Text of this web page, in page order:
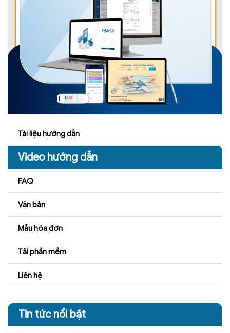
Tài liệu hướng dẫn
Video hướng dẫn
FAQ
Văn bản
Mẫu hóa đơn
Tải phần mềm
Liên hệ
Tin tức nổi bật